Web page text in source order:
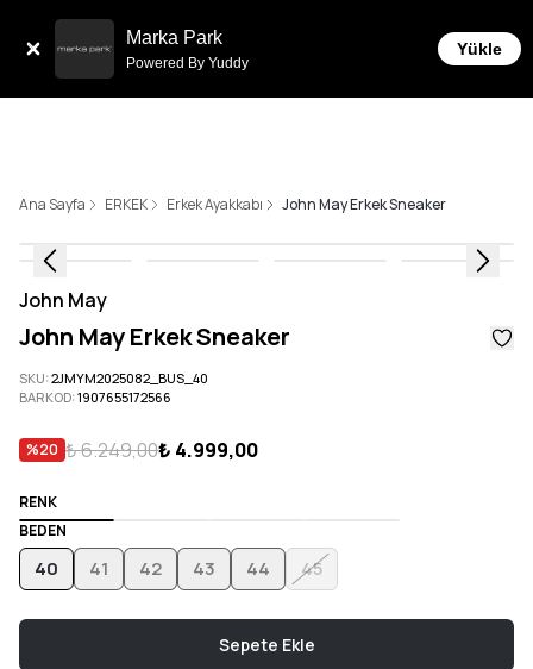
Marka Park
Powered By Yuddy
Yükle
Ana Sayfa ERKEK Erkek Ayakkabı John May Erkek Sneaker
John May
John May Erkek Sneaker
SKU:2JMYM2025082_BUS_40
BARKOD:1907655172566
%20 ₺ 6.249,00₺ 4.999,00
RENK
BEDEN
40 41 42 43 44 45
Sepete Ekle